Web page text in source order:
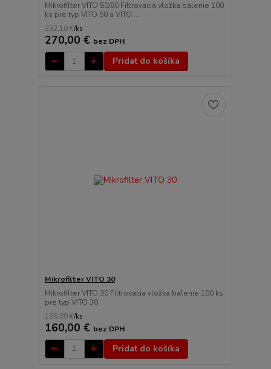
Mikrofilter VITO 50/80 Filtrovacia vložka balenie 100
ks pre typ VITO 50 a VITO ...
332,10 €/ks
270,00 € bez DPH
Pridať do košíka
Mikrofilter VITO 30
Mikrofilter VITO 30 Filtrovacia vložka balenie 100 ks
pre typ VITO 30
196,80 €/ks
160,00 € bez DPH
Pridať do košíka